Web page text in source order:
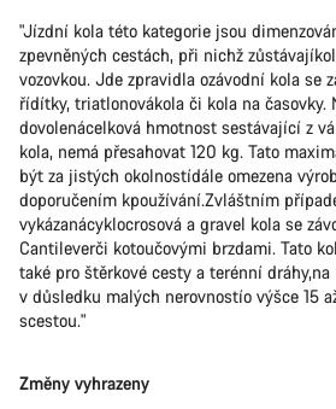
"Jízdní kola této kategorie jsou
zpevněných cestách, při nichž
vozovkou. Jde zpravidla ozávodní kola se
řídítky, triatlonovákola či kola na časovky.
dovolenácelková hmotnost sestávající z
kola, nemá přesahovat 120 kg. Tato
být za jistých okolnostídále omezena
doporučením kpoužívání.Zvláštním
vykázanácyklocrosová a gravel kola se
Cantileverči kotoučovými brzdami. Tato
také pro štěrkové cesty a terénní
v důsledku malých nerovnostío výšce 15
scestou."
Změny vyhrazeny